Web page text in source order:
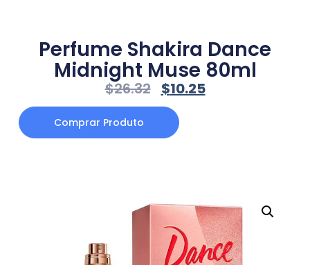
Perfume Shakira Dance
Midnight Muse 80ml
$26.32 $10.25
Comprar Produto